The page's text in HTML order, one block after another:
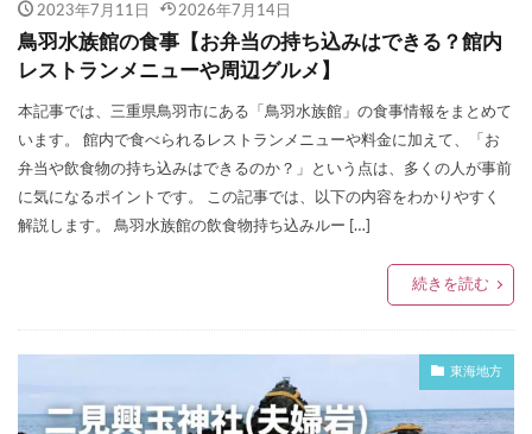
2023年7月11日 2026年7月14日
鳥羽水族館の食事【お弁当の持ち込みはできる？館内
レストランメニューや周辺グルメ】
本記事では、三重県鳥羽市にある「鳥羽水族館」の食事情報をまとめて
います。 館内で食べられるレストランメニューや料金に加えて、「お
弁当や飲食物の持ち込みはできるのか？」という点は、多くの人が事前
に気になるポイントです。 この記事では、以下の内容をわかりやすく
解説します。 鳥羽水族館の飲食物持ち込みルー […]
続きを読む
東海地方